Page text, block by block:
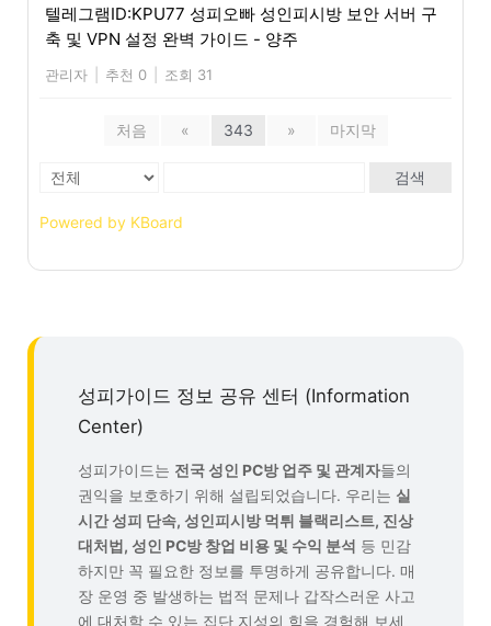
텔레그램ID:KPU77 성피오빠 성인피시방 보안 서버 구
축 및 VPN 설정 완벽 가이드 - 양주
관리자 추천 0 조회 31
처음 « 343 » 마지막
검색
Powered by KBoard
성피가이드 정보 공유 센터 (Information
Center)
성피가이드는 전국 성인 PC방 업주 및 관계자들의
권익을 보호하기 위해 설립되었습니다. 우리는 실
시간 성피 단속, 성인피시방 먹튀 블랙리스트, 진상
대처법, 성인 PC방 창업 비용 및 수익 분석 등 민감
하지만 꼭 필요한 정보를 투명하게 공유합니다. 매
장 운영 중 발생하는 법적 문제나 갑작스러운 사고
에 대처할 수 있는 집단 지성의 힘을 경험해 보세